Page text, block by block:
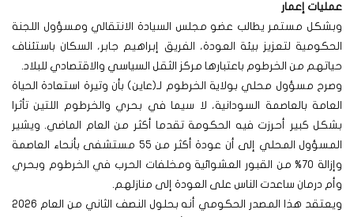
عمليات إعمار
وبشكل مستمر يطالب عضو مجلس السيادة الانتقالي ومسؤول اللجنة
الحكومية لتعزيز بيئة العودة، الفريق إبراهيم جابر، السكان باستئناف
حياتهم من الخرطوم باعتبارها مركز الثقل السياسي والاقتصادي للبلاد.
وصرح مسؤول محلي بولاية الخرطوم لـ(عاين) بأن وتيرة استعادة الحياة
العامة بالعاصمة السودانية، لا سيما في بحري والخرطوم اللتين تأثرا
بشكل كبير أحرزت فيه الحكومة تقدما أكثر من العام الماضي. ويشير
المسؤول المحلي إلى أن عودة أكثر من 55 مستشفى بأنحاء العاصمة
وإزالة 70% من القبور العشوائية ومخلفات الحرب في الخرطوم وبحري
وأم درمان ساعدت الناس على العودة إلى منازلهم.
ويعتقد هذا المصدر الحكومي أنه بحلول النصف الثاني من العام 2026